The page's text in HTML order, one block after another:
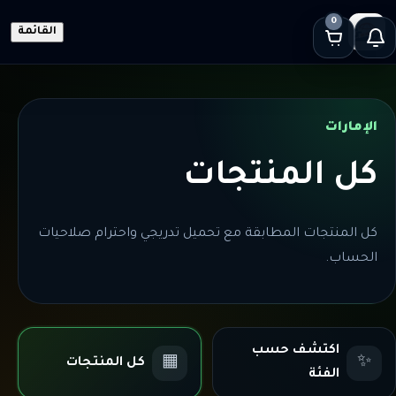
0
القائمة
الإمارات
كل المنتجات
كل المنتجات المطابقة مع تحميل تدريجي واحترام صلاحيات
الحساب.
✨
اكتشف حسب
الفئة
▦ كل المنتجات